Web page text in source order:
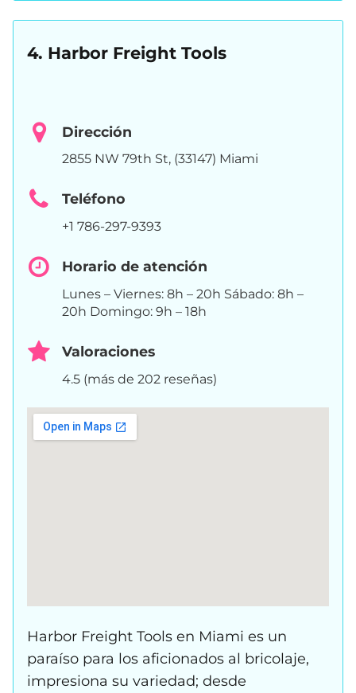
4. Harbor Freight Tools
Dirección
2855 NW 79th St, (33147) Miami
Teléfono
+1 786-297-9393
Horario de atención
Lunes – Viernes: 8h – 20h Sábado: 8h –
20h Domingo: 9h – 18h
Valoraciones
4.5 (más de 202 reseñas)
Harbor Freight Tools en Miami es un
paraíso para los aficionados al bricolaje,
impresiona su variedad; desde